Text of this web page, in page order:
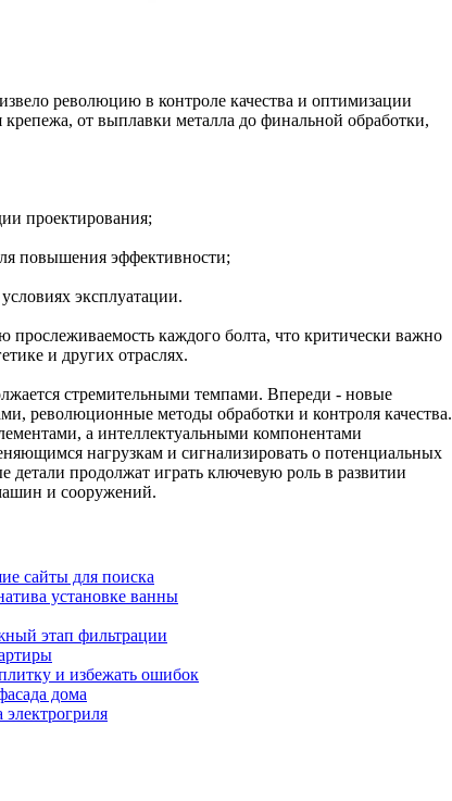
революцию в контроле качества и оптимизации
от выплавки металла до финальной обработки,
проектирования;
повышения эффективности;
эксплуатации.
каждого болта, что критически важно
и других отраслях.
стремительными темпами. Впереди - новые
революционные методы обработки и контроля качества.
а интеллектуальными компонентами
нагрузкам и сигнализировать о потенциальных
продолжат играть ключевую роль в развитии
и сооружений.
сайты для поиска
установке ванны
этап фильтрации
и избежать ошибок
дома
электрогриля